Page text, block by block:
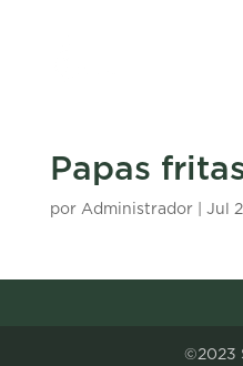
Papas
por Administrador| Jul
©2023